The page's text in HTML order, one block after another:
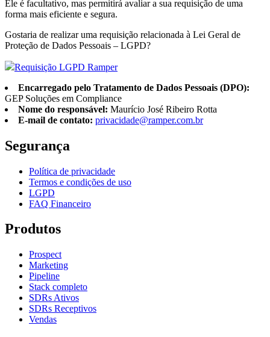
Ele é facultativo, mas permitirá avaliar a sua requisição de uma
forma mais eficiente e segura.
Gostaria de realizar uma requisição relacionada à Lei Geral de
Proteção de Dados Pessoais – LGPD?
Requisição LGPD Ramper
Encarregado pelo Tratamento de Dados Pessoais (DPO):
GEP Soluções em Compliance
Nome do responsável: Maurício José Ribeiro Rotta
E-mail de contato: privacidade@ramper.com.br
Segurança
Política de privacidade
Termos e condições de uso
LGPD
FAQ Financeiro
Produtos
Prospect
Marketing
Pipeline
Stack completo
SDRs Ativos
SDRs Receptivos
Vendas